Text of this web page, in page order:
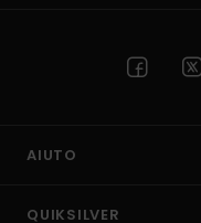
AIUTO
QUIKSILVER